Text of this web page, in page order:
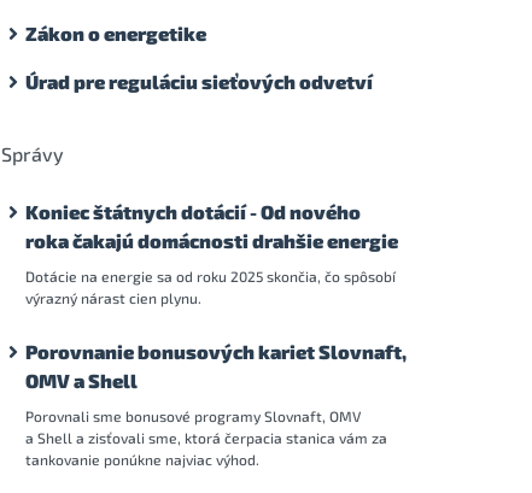
Zákon o energetike
Úrad pre reguláciu sieťových odvetví
Správy
Koniec štátnych dotácií - Od nového
roka čakajú domácnosti drahšie energie
Dotácie na energie sa od roku 2025 skončia, čo spôsobí
výrazný nárast cien plynu.
Porovnanie bonusových kariet Slovnaft,
OMV a Shell
Porovnali sme bonusové programy Slovnaft, OMV
a Shell a zisťovali sme, ktorá čerpacia stanica vám za
tankovanie ponúkne najviac výhod.